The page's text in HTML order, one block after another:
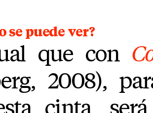
se puede ver?
que con
2008),
cinta,